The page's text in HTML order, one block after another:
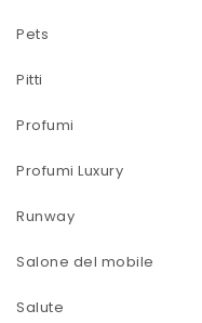
Pets
Pitti
Profumi
Profumi Luxury
Runway
Salone del mobile
Salute